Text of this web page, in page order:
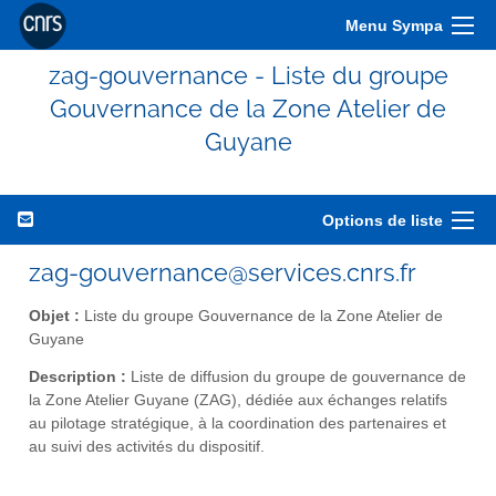
Menu Sympa
zag-gouvernance - Liste du groupe
Gouvernance de la Zone Atelier de
Guyane
Options de liste
zag-gouvernance@services.cnrs.fr
Objet : Liste du groupe Gouvernance de la Zone Atelier de
Guyane
Description : Liste de diffusion du groupe de gouvernance de
la Zone Atelier Guyane (ZAG), dédiée aux échanges relatifs
au pilotage stratégique, à la coordination des partenaires et
au suivi des activités du dispositif.